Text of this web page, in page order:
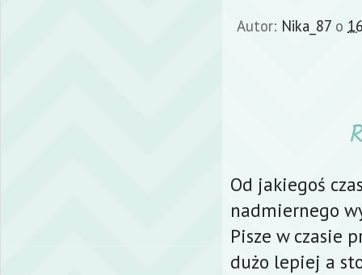
Autor: Nika_87 o
Od jakiegoś
nadmiernego
Pisze w czasie
dużo lepiej a